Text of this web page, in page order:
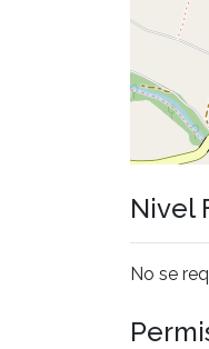
Nivel
No se